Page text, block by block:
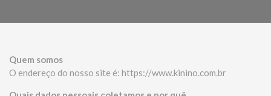
Quem somos
O endereço do nosso site é: https://www.kinino.com.br